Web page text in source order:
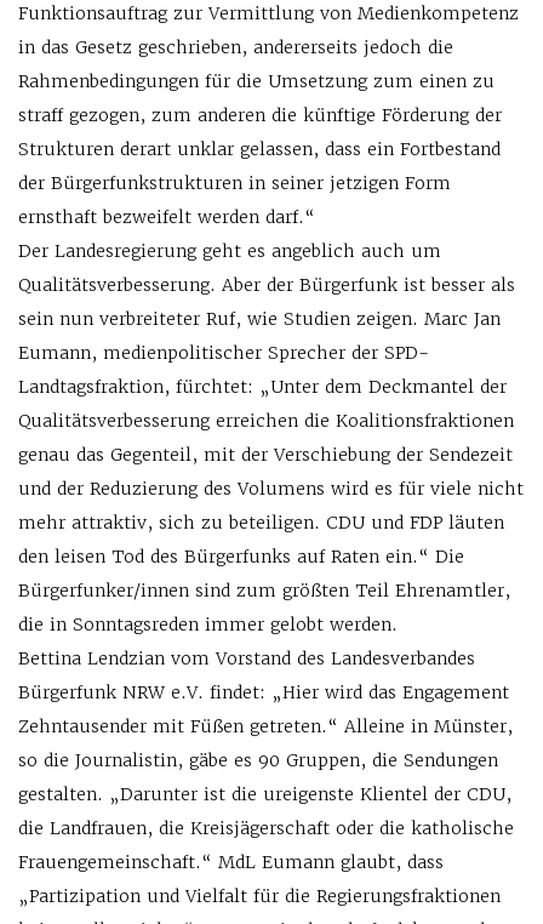
Funktionsauftrag zur Vermittlung von Medienkompetenz
in das Gesetz geschrieben, andererseits jedoch die
Rahmenbedingungen für die Umsetzung zum einen zu
straff gezogen, zum anderen die künftige Förderung der
Strukturen derart unklar gelassen, dass ein Fortbestand
der Bürgerfunkstrukturen in seiner jetzigen Form
ernsthaft bezweifelt werden darf.“
Der Landesregierung geht es angeblich auch um
Qualitätsverbesserung. Aber der Bürgerfunk ist besser als
sein nun verbreiteter Ruf, wie Studien zeigen. Marc Jan
Eumann, medienpolitischer Sprecher der SPD-
Landtagsfraktion, fürchtet: „Unter dem Deckmantel der
Qualitätsverbesserung erreichen die Koalitionsfraktionen
genau das Gegenteil, mit der Verschiebung der Sendezeit
und der Reduzierung des Volumens wird es für viele nicht
mehr attraktiv, sich zu beteiligen. CDU und FDP läuten
den leisen Tod des Bürgerfunks auf Raten ein.“ Die
Bürgerfunker/innen sind zum größten Teil Ehrenamtler,
die in Sonntagsreden immer gelobt werden.
Bettina Lendzian vom Vorstand des Landesverbandes
Bürgerfunk NRW e.V. findet: „Hier wird das Engagement
Zehntausender mit Füßen getreten.“ Alleine in Münster,
so die Journalistin, gäbe es 90 Gruppen, die Sendungen
gestalten. „Da­runter ist die ureigenste Klientel der CDU,
die Landfrauen, die Kreisjägerschaft oder die katholische
Frauengemeinschaft.“ MdL Eumann glaubt, dass
„Partizipation und Vielfalt für die Regierungsfraktionen